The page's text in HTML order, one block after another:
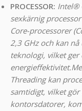
PROCESSOR: Intel®
sexkärnig
Core-processorer
2,3 GHz och kan
teknologi, vilket
energieffektivitet.
Threading kan
samtidigt, vilket
kontorsdatorer,